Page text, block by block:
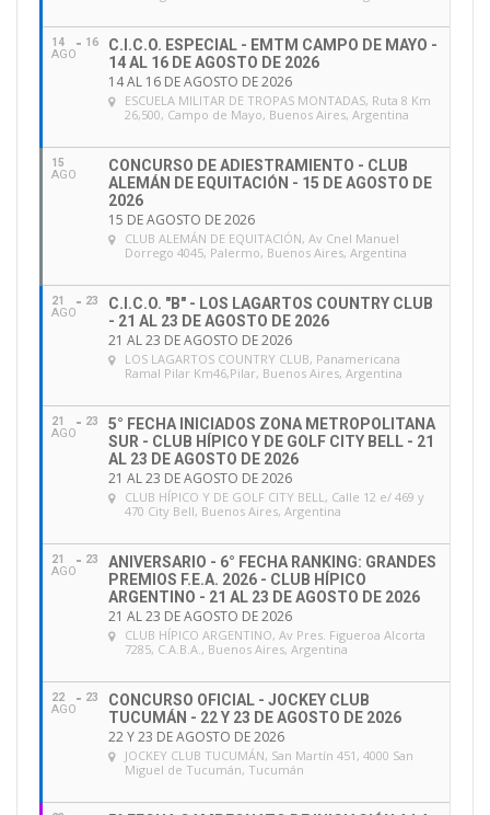
14
AGO
16
C.I.C.O. ESPECIAL - EMTM CAMPO DE MAYO -
14 AL 16 DE AGOSTO DE 2026
14 AL 16 DE AGOSTO DE 2026
ESCUELA MILITAR DE TROPAS MONTADAS, Ruta 8 Km
26,500, Campo de Mayo, Buenos Aires, Argentina
15
AGO
CONCURSO DE ADIESTRAMIENTO - CLUB
ALEMÁN DE EQUITACIÓN - 15 DE AGOSTO DE
2026
15 DE AGOSTO DE 2026
CLUB ALEMÁN DE EQUITACIÓN, Av Cnel Manuel
Dorrego 4045, Palermo, Buenos Aires, Argentina
21
AGO
23
C.I.C.O. "B" - LOS LAGARTOS COUNTRY CLUB
- 21 AL 23 DE AGOSTO DE 2026
21 AL 23 DE AGOSTO DE 2026
LOS LAGARTOS COUNTRY CLUB, Panamericana
Ramal Pilar Km46,Pilar, Buenos Aires, Argentina
21
AGO
23
5° FECHA INICIADOS ZONA METROPOLITANA
SUR - CLUB HÍPICO Y DE GOLF CITY BELL - 21
AL 23 DE AGOSTO DE 2026
21 AL 23 DE AGOSTO DE 2026
CLUB HÍPICO Y DE GOLF CITY BELL, Calle 12 e/ 469 y
470 City Bell, Buenos Aires, Argentina
21
AGO
23
ANIVERSARIO - 6° FECHA RANKING: GRANDES
PREMIOS F.E.A. 2026 - CLUB HÍPICO
ARGENTINO - 21 AL 23 DE AGOSTO DE 2026
21 AL 23 DE AGOSTO DE 2026
CLUB HÍPICO ARGENTINO, Av Pres. Figueroa Alcorta
7285, C.A.B.A., Buenos Aires, Argentina
22
AGO
23
CONCURSO OFICIAL - JOCKEY CLUB
TUCUMÁN - 22 Y 23 DE AGOSTO DE 2026
22 Y 23 DE AGOSTO DE 2026
JOCKEY CLUB TUCUMÁN, San Martín 451, 4000 San
Miguel de Tucumán, Tucumán